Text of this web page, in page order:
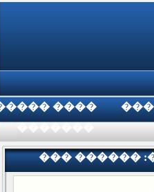
�����
��� ������